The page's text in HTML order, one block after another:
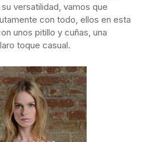
versatilidad, vamos que
con todo, ellos en esta
unos pitillo y cuñas, una
toque casual.